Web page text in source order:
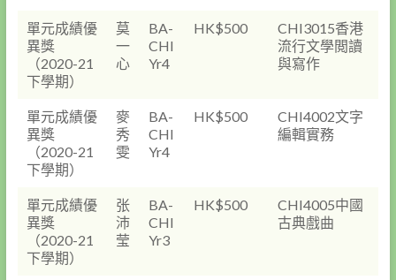
單元成績優
異獎
（2020-21
下學期）
莫
一
心
BA-
CHI
Yr4
HK$500
CHI3015香港
流行文學閲讀
與寫作
單元成績優
異獎
（2020-21
下學期）
麥
秀
雯
BA-
CHI
Yr4
HK$500
CHI4002文字
編輯實務
單元成績優
異獎
（2020-21
下學期）
张
沛
莹
BA-
CHI
Yr3
HK$500
CHI4005中國
古典戲曲